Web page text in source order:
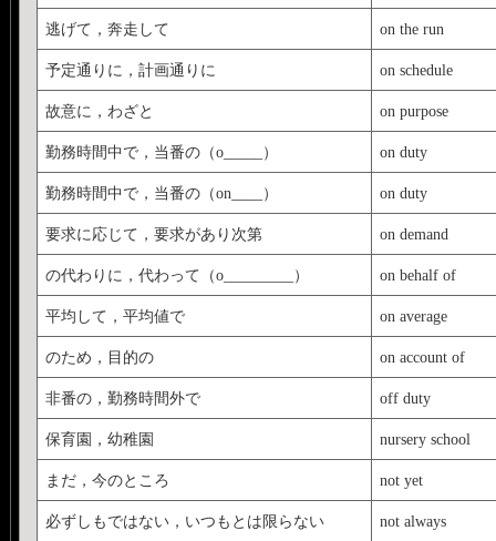
逃げて，奔走して on the run
予定通りに，計画通りに on schedule
故意に，わざと on purpose
勤務時間中で，当番の（o_____） on duty
勤務時間中で，当番の（on____） on duty
要求に応じて，要求があり次第 on demand
の代わりに，代わって（o_________） on behalf of
平均して，平均値で on average
のため，目的の on account of
非番の，勤務時間外で off duty
保育園，幼稚園 nursery school
まだ，今のところ not yet
必ずしもではない，いつもとは限らない not always